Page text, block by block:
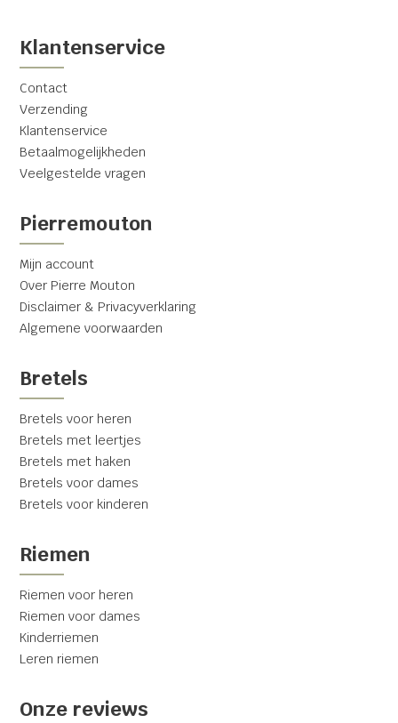
Klantenservice
Contact
Verzending
Klantenservice
Betaalmogelijkheden
Veelgestelde vragen
Pierremouton
Mijn account
Over Pierre Mouton
Disclaimer & Privacyverklaring
Algemene voorwaarden
Bretels
Bretels voor heren
Bretels met leertjes
Bretels met haken
Bretels voor dames
Bretels voor kinderen
Riemen
Riemen voor heren
Riemen voor dames
Kinderriemen
Leren riemen
Onze reviews